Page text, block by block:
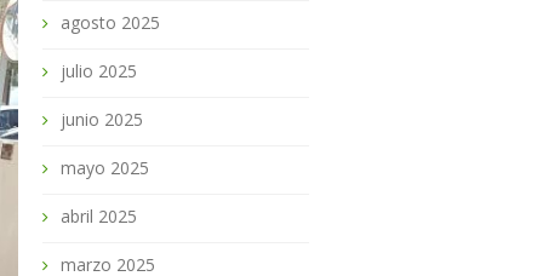
agosto 2025
julio 2025
junio 2025
mayo 2025
abril 2025
marzo 2025